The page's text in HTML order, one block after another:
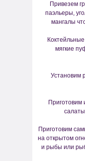
Привезем
паэльеры,
мангалы
мягкие
Установим
Приготовим
Приготовим
на открытом
и рыбы или